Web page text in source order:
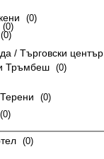
(0)
Тръмбеш (0)
/ Търговски център
(0)
(0)
(0)
(0)
(0)